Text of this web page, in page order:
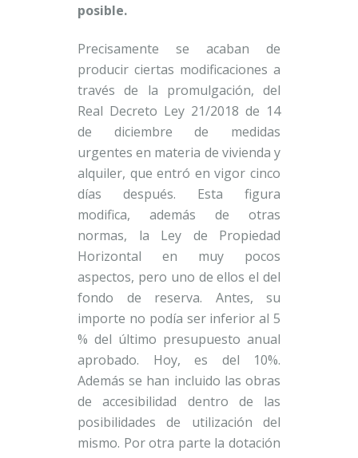
posible.
Precisamente se acaban de
producir ciertas modificaciones a
través de la promulgación, del
Real Decreto Ley 21/2018 de 14
de diciembre de medidas
urgentes en materia de vivienda y
alquiler, que entró en vigor cinco
días después. Esta figura
modifica, además de otras
normas, la Ley de Propiedad
Horizontal en muy pocos
aspectos, pero uno de ellos el del
fondo de reserva. Antes, su
importe no podía ser inferior al 5
% del último presupuesto anual
aprobado. Hoy, es del 10%.
Además se han incluido las obras
de accesibilidad dentro de las
posibilidades de utilización del
mismo. Por otra parte la dotación